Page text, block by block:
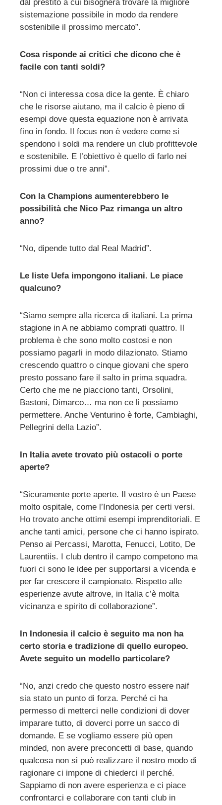
dal prestito a cui bisognerà trovare la migliore
sistemazione possibile in modo da rendere
sostenibile il prossimo mercato”.
Cosa risponde ai critici che dicono che è
facile con tanti soldi?
“Non ci interessa cosa dice la gente. È chiaro
che le risorse aiutano, ma il calcio è pieno di
esempi dove questa equazione non è arrivata
fino in fondo. Il focus non è vedere come si
spendono i soldi ma rendere un club profittevole
e sostenibile. E l’obiettivo è quello di farlo nei
prossimi due o tre anni”.
Con la Champions aumenterebbero le
possibilità che Nico Paz rimanga un altro
anno?
“No, dipende tutto dal Real Madrid”.
Le liste Uefa impongono italiani. Le piace
qualcuno?
“Siamo sempre alla ricerca di italiani. La prima
stagione in A ne abbiamo comprati quattro. Il
problema è che sono molto costosi e non
possiamo pagarli in modo dilazionato. Stiamo
crescendo quattro o cinque giovani che spero
presto possano fare il salto in prima squadra.
Certo che me ne piacciono tanti, Orsolini,
Bastoni, Dimarco… ma non ce li possiamo
permettere. Anche Venturino è forte, Cambiaghi,
Pellegrini della Lazio”.
In Italia avete trovato più ostacoli o porte
aperte?
“Sicuramente porte aperte. Il vostro è un Paese
molto ospitale, come l’Indonesia per certi versi.
Ho trovato anche ottimi esempi imprenditoriali. E
anche tanti amici, persone che ci hanno ispirato.
Penso ai Percassi, Marotta, Fenucci, Lotito, De
Laurentiis. I club dentro il campo competono ma
fuori ci sono le idee per supportarsi a vicenda e
per far crescere il campionato. Rispetto alle
esperienze avute altrove, in Italia c’è molta
vicinanza e spirito di collaborazione”.
In Indonesia il calcio è seguito ma non ha
certo storia e tradizione di quello europeo.
Avete seguito un modello particolare?
“No, anzi credo che questo nostro essere naif
sia stato un punto di forza. Perché ci ha
permesso di metterci nelle condizioni di dover
imparare tutto, di doverci porre un sacco di
domande. E se vogliamo essere più open
minded, non avere preconcetti di base, quando
qualcosa non si può realizzare il nostro modo di
ragionare ci impone di chiederci il perché.
Sappiamo di non avere esperienza e ci piace
confrontarci e collaborare con tanti club in